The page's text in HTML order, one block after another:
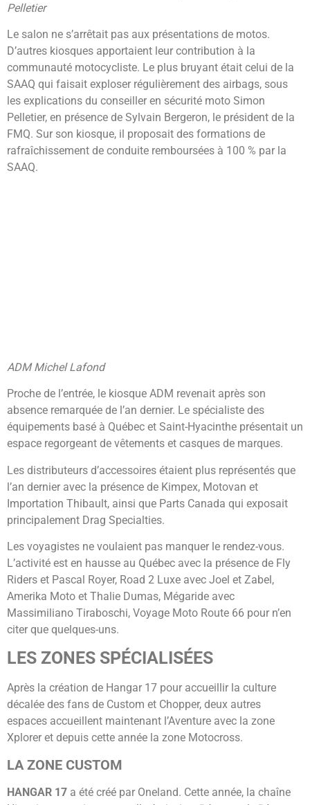
Pelletier
Le salon ne s’arrêtait pas aux présentations de motos.
D’autres kiosques apportaient leur contribution à la
communauté motocycliste. Le plus bruyant était celui de la
SAAQ qui faisait exploser régulièrement des airbags, sous
les explications du conseiller en sécurité moto Simon
Pelletier, en présence de Sylvain Bergeron, le président de la
FMQ. Sur son kiosque, il proposait des formations de
rafraîchissement de conduite remboursées à 100 % par la
SAAQ.
ADM Michel Lafond
Proche de l’entrée, le kiosque ADM revenait après son
absence remarquée de l’an dernier. Le spécialiste des
équipements basé à Québec et Saint-Hyacinthe présentait un
espace regorgeant de vêtements et casques de marques.
Les distributeurs d’accessoires étaient plus représentés que
l’an dernier avec la présence de Kimpex, Motovan et
Importation Thibault, ainsi que Parts Canada qui exposait
principalement Drag Specialties.
Les voyagistes ne voulaient pas manquer le rendez-vous.
L’activité est en hausse au Québec avec la présence de Fly
Riders et Pascal Royer, Road 2 Luxe avec Joel et Zabel,
Amerika Moto et Thalie Dumas, Mégaride avec
Massimiliano Tiraboschi, Voyage Moto Route 66 pour n’en
citer que quelques-uns.
LES ZONES SPÉCIALISÉES
Après la création de Hangar 17 pour accueillir la culture
décalée des fans de Custom et Chopper, deux autres
espaces accueillent maintenant l’Aventure avec la zone
Xplorer et depuis cette année la zone Motocross.
LA ZONE CUSTOM
HANGAR 17 a été créé par Oneland. Cette année, la chaîne